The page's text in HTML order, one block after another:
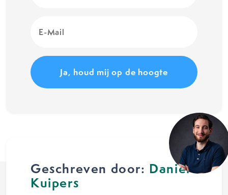
Mail
Geschreven door: Daniël
Kuipers